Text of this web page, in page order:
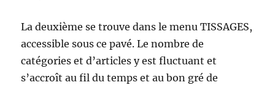
La deuxième se trouve dans le menu TISSAGES,
accessible sous ce pavé. Le nombre de
catégories et d’articles y est fluctuant et
s’accroît au fil du temps et au bon gré de